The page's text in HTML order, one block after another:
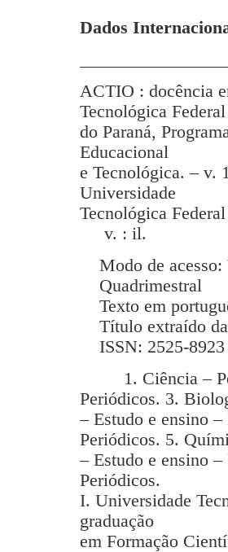
Dados
ACTIO : docência
Tecnológica Federal
do Paraná,
Educacional
e Tecnológica. – v.
Universidade
Tecnológica
v. : il.
Modo de acesso:
Quadrimestral
Texto em
Título extraído da
ISSN: 2525-8923
1. Ciência –
Periódicos. 3.
– Estudo e ensino
Periódicos. 5.
– Estudo e ensino
Periódicos.
I. Universidade
graduação
em Formação